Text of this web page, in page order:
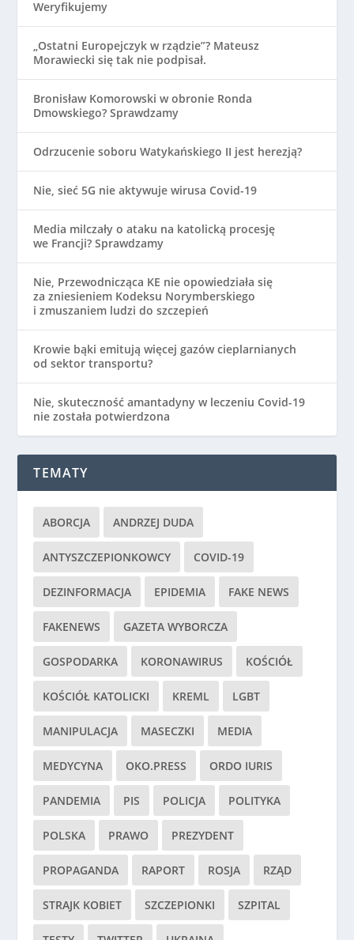
Weryfikujemy
„Ostatni Europejczyk w rządzie”? Mateusz
Morawiecki się tak nie podpisał.
Bronisław Komorowski w obronie Ronda
Dmowskiego? Sprawdzamy
Odrzucenie soboru Watykańskiego II jest herezją?
Nie, sieć 5G nie aktywuje wirusa Covid-19
Media milczały o ataku na katolicką procesję
we Francji? Sprawdzamy
Nie, Przewodnicząca KE nie opowiedziała się
za zniesieniem Kodeksu Norymberskiego
i zmuszaniem ludzi do szczepień
Krowie bąki emitują więcej gazów cieplarnianych
od sektor transportu?
Nie, skuteczność amantadyny w leczeniu Covid-19
nie została potwierdzona
TEMATY
ABORCJA ANDRZEJ DUDA
ANTYSZCZEPIONKOWCY COVID-19
DEZINFORMACJA EPIDEMIA FAKE NEWS
FAKENEWS GAZETA WYBORCZA
GOSPODARKA KORONAWIRUS KOŚCIÓŁ
KOŚCIÓŁ KATOLICKI KREML LGBT
MANIPULACJA MASECZKI MEDIA
MEDYCYNA OKO.PRESS ORDO IURIS
PANDEMIA PIS POLICJA POLITYKA
POLSKA PRAWO PREZYDENT
PROPAGANDA RAPORT ROSJA RZĄD
STRAJK KOBIET SZCZEPIONKI SZPITAL